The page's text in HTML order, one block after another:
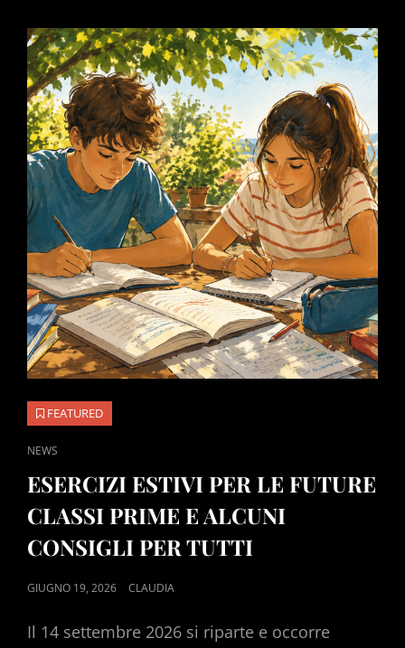
FEATURED
CAT
LINKS
NEWS
ESERCIZI ESTIVI PER LE FUTURE
CLASSI PRIME E ALCUNI
CONSIGLI PER TUTTI
POSTED
GIUGNO 19, 2026 CLAUDIA
Il 14 settembre 2026 si riparte e occorre